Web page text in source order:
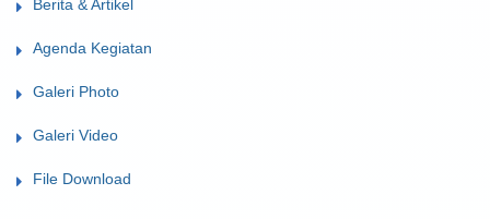
Berita & Artikel
Agenda Kegiatan
Galeri Photo
Galeri Video
File Download